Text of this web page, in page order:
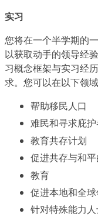
实习
您将在一个半学期的
以获取动手的领导经
习概念框架与实习经
求。您可以在以下领
帮助移民人口
难民和寻求庇
教育共存计划
促进共存与和
教育
促进本地和全
针对特殊能力